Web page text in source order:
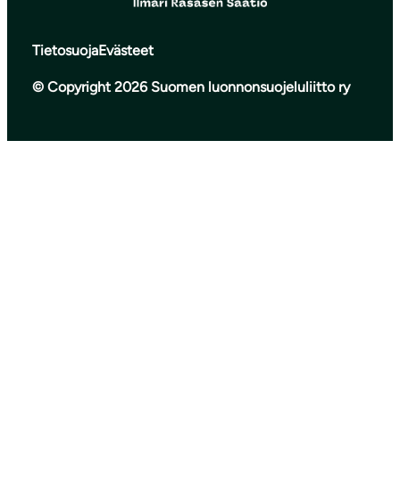
TietosuojaEvästeet
© Copyright 2026 Suomen luonnonsuojeluliitto ry